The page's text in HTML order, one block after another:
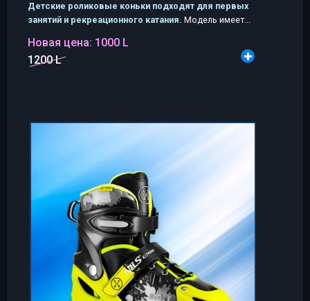
Детские роликовые коньки подходят для первых
занятий и рекреационного катания. Модель имеет...
Новая цена: 1000 L
1200 L